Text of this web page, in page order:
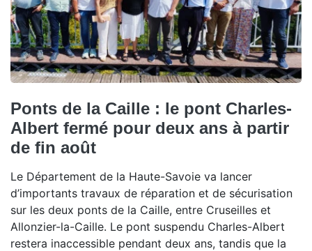
Ponts de la Caille : le pont Charles-
Albert fermé pour deux ans à partir
de fin août
Le Département de la Haute-Savoie va lancer
d’importants travaux de réparation et de sécurisation
sur les deux ponts de la Caille, entre Cruseilles et
Allonzier-la-Caille. Le pont suspendu Charles-Albert
restera inaccessible pendant deux ans, tandis que la